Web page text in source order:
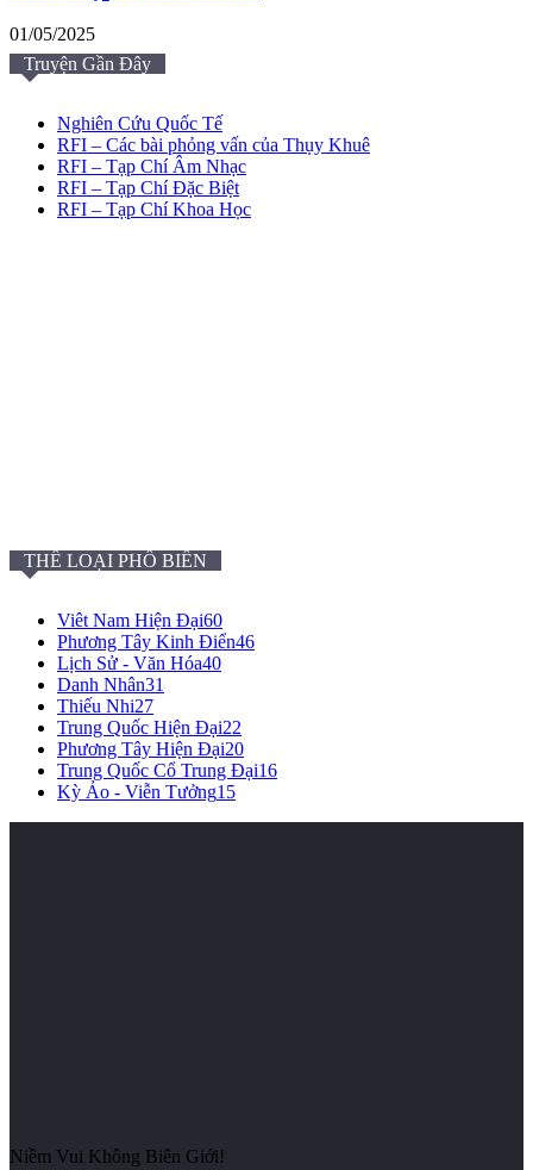
01/05/2025
Truyện Gần Đây
Nghiên Cứu Quốc Tế
RFI – Các bài phỏng vấn của Thụy Khuê
RFI – Tạp Chí Âm Nhạc
RFI – Tạp Chí Đặc Biệt
RFI – Tạp Chí Khoa Học
THỂ LOẠI PHỔ BIẾN
Viêt Nam Hiện Đại60
Phương Tây Kinh Điển46
Lịch Sử - Văn Hóa40
Danh Nhân31
Thiếu Nhi27
Trung Quốc Hiện Đại22
Phương Tây Hiện Đại20
Trung Quốc Cổ Trung Đại16
Kỳ Ảo - Viễn Tưởng15
Niềm Vui Không Biên Giới!